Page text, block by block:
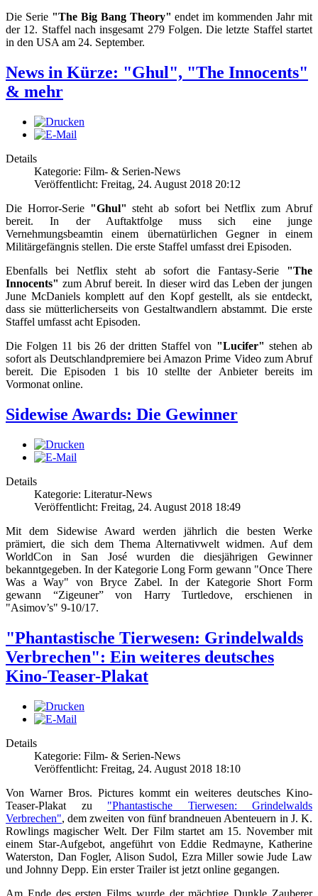
Die Serie"The Big Bang Theory" endet im kommenden Jahr mit
der 12. Staffel nach insgesamt 279 Folgen. Die letzte Staffel startet
in den USA am 24. September.
News in Kürze: "Ghul", "The Innocents"
& mehr
Details
Kategorie: Film- & Serien-News
Veröffentlicht: Freitag, 24. August 2018 20:12
Die Horror-Serie "Ghul" steht ab sofort bei Netflix zum Abruf
bereit. In der Auftaktfolge muss sich eine junge
Vernehmungsbeamtin einem übernatürlichen Gegner in einem
Militärgefängnis stellen. Die erste Staffel umfasst drei Episoden.
Ebenfalls bei Netflix steht ab sofort die Fantasy-Serie "The
Innocents" zum Abruf bereit. In dieser wird das Leben der jungen
June McDaniels komplett auf den Kopf gestellt, als sie entdeckt,
dass sie mütterlicherseits von Gestaltwandlern abstammt. Die erste
Staffel umfasst acht Episoden.
Die Folgen 11 bis 26 der dritten Staffel von "Lucifer" stehen ab
sofort als Deutschlandpremiere bei Amazon Prime Video zum Abruf
bereit. Die Episoden 1 bis 10 stellte der Anbieter bereits im
Vormonat online.
Sidewise Awards: Die Gewinner
Details
Kategorie: Literatur-News
Veröffentlicht: Freitag, 24. August 2018 18:49
Mit dem Sidewise Award werden jährlich die besten Werke
prämiert, die sich dem Thema Alternativwelt widmen. Auf dem
WorldCon in San José wurden die diesjährigen Gewinner
bekanntgegeben. In der Kategorie Long Form gewann "Once There
Was a Way" von Bryce Zabel. In der Kategorie Short Form
gewann “Zigeuner” von Harry Turtledove, erschienen in
"Asimov’s" 9-10/17.
"Phantastische Tierwesen: Grindelwalds
Verbrechen": Ein weiteres deutsches
Kino-Teaser-Plakat
Details
Kategorie: Film- & Serien-News
Veröffentlicht: Freitag, 24. August 2018 18:10
Von Warner Bros. Pictures kommt ein weiteres deutsches Kino-
Teaser-Plakat zu "Phantastische Tierwesen: Grindelwalds
Verbrechen", dem zweiten von fünf brandneuen Abenteuern in J. K.
Rowlings magischer Welt. Der Film startet am 15. November mit
einem Star-Aufgebot, angeführt von Eddie Redmayne, Katherine
Waterston, Dan Fogler, Alison Sudol, Ezra Miller sowie Jude Law
und Johnny Depp. Ein erster Trailer ist jetzt online gegangen.
Am Ende des ersten Films wurde der mächtige Dunkle Zauberer